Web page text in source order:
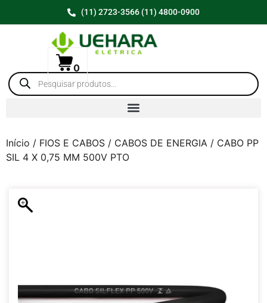
(11) 2723-3566 (11) 4800-0900
0
Início / FIOS E CABOS / CABOS DE ENERGIA / CABO PP
SIL 4 X 0,75 MM 500V PTO